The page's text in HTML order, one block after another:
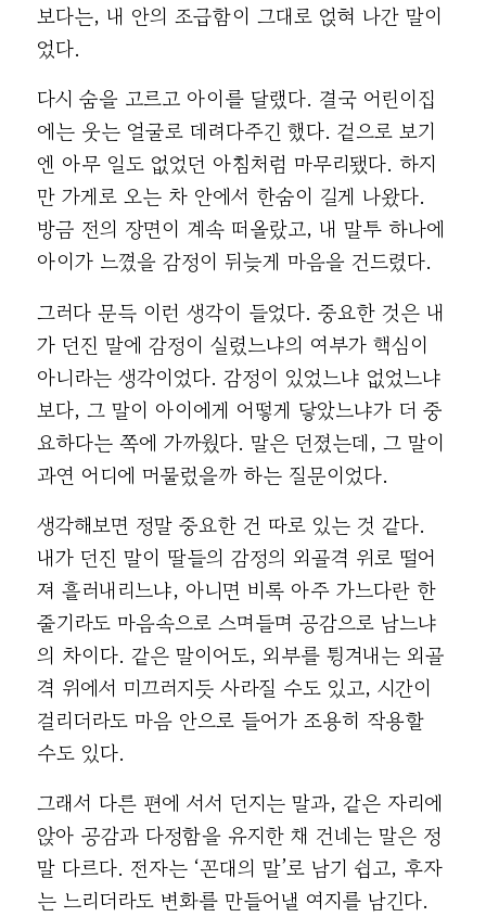
보다는, 내 안의 조급함이 그대로 얹혀 나간 말이
었다.
다시 숨을 고르고 아이를 달랬다. 결국 어린이집
에는 웃는 얼굴로 데려다주긴 했다. 겉으로 보기
엔 아무 일도 없었던 아침처럼 마무리됐다. 하지
만 가게로 오는 차 안에서 한숨이 길게 나왔다.
방금 전의 장면이 계속 떠올랐고, 내 말투 하나에
아이가 느꼈을 감정이 뒤늦게 마음을 건드렸다.
그러다 문득 이런 생각이 들었다. 중요한 것은 내
가 던진 말에 감정이 실렸느냐의 여부가 핵심이
아니라는 생각이었다. 감정이 있었느냐 없었느냐
보다, 그 말이 아이에게 어떻게 닿았느냐가 더 중
요하다는 쪽에 가까웠다. 말은 던졌는데, 그 말이
과연 어디에 머물렀을까 하는 질문이었다.
생각해보면 정말 중요한 건 따로 있는 것 같다.
내가 던진 말이 딸들의 감정의 외골격 위로 떨어
져 흘러내리느냐, 아니면 비록 아주 가느다란 한
줄기라도 마음속으로 스며들며 공감으로 남느냐
의 차이다. 같은 말이어도, 외부를 튕겨내는 외골
격 위에서 미끄러지듯 사라질 수도 있고, 시간이
걸리더라도 마음 안으로 들어가 조용히 작용할
수도 있다.
그래서 다른 편에 서서 던지는 말과, 같은 자리에
앉아 공감과 다정함을 유지한 채 건네는 말은 정
말 다르다. 전자는 ‘꼰대의 말’로 남기 쉽고, 후자
는 느리더라도 변화를 만들어낼 여지를 남긴다.